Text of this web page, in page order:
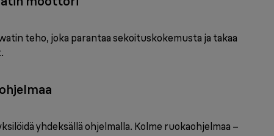
teho, joka parantaa sekoituskokemusta ja takaa
yhdeksällä ohjelmalla. Kolme ruokaohjelmaa –